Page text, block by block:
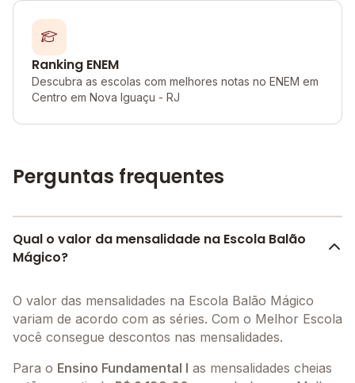
Ranking ENEM
Descubra as escolas com melhores notas no ENEM em
Centro em Nova Iguaçu - RJ
Perguntas frequentes
Qual o valor da mensalidade na Escola Balão
Mágico?
O valor das mensalidades na Escola Balão Mágico
variam de acordo com as séries. Com o Melhor Escola
você consegue descontos nas mensalidades.
Para o Ensino Fundamental I as mensalidades cheias